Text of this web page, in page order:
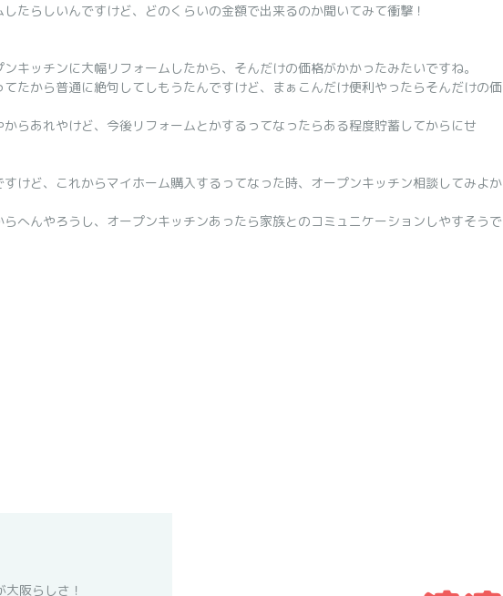
たらしいんですけど、どのくらいの金額で出来るのか聞いてみて衝撃！
キッチンに大幅リフォームしたから、そんだけの価格がかかったみたいですね。
たから普通に絶句してしもうたんですけど、まぁこんだけ便利やったらそんだけの価
らあれやけど、今後リフォームとかするってなったらある程度貯蓄してからにせ
けど、これからマイホーム購入するってなった時、オープンキッチン相談してみよか
へんやろうし、オープンキッチンあったら家族とのコミュニケーションしやすそうで
阪らしさ！